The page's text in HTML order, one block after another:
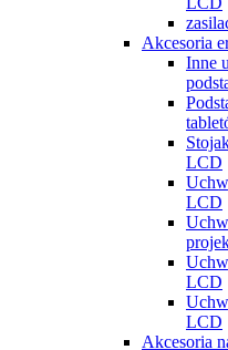
Akcesoria
Inne
LCD
LCD
LCD
LCD
Akcesoria